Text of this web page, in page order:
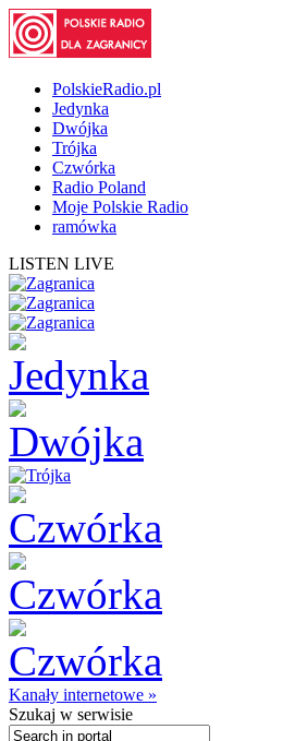
PolskieRadio.pl
Jedynka
Dwójka
Trójka
Czwórka
Radio Poland
Moje Polskie Radio
ramówka
LISTEN LIVE
Kanały internetowe »
Szukaj w serwisie